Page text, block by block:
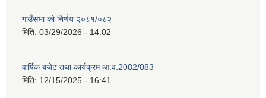
गाउँसभा को निर्णय २०८१/०८२
मिति: 03/29/2026 - 14:02
वार्षिक बजेट तथा कार्यक्रम आ.व.2082/083
मिति: 12/15/2025 - 16:41